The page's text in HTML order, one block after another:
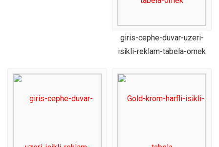
giris-cephe-duvar-uzeri-
isikli-reklam-tabela-ornek